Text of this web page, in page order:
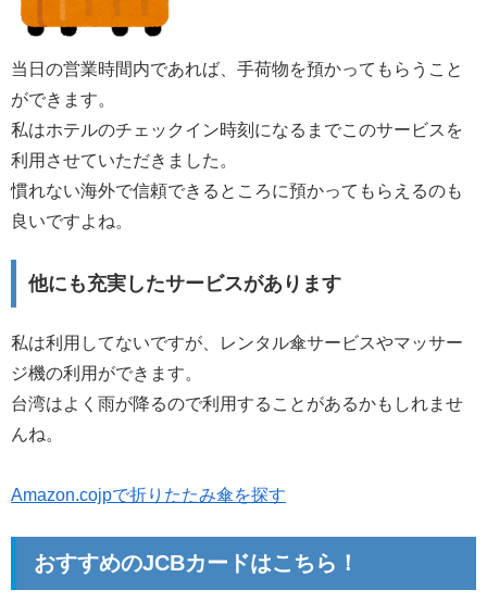
当日の営業時間内であれば、手荷物を預かってもらうこと
ができます。
私はホテルのチェックイン時刻になるまでこのサービスを
利用させていただきました。
慣れない海外で信頼できるところに預かってもらえるのも
良いですよね。
他にも充実したサービスがあります
私は利用してないですが、レンタル傘サービスやマッサー
ジ機の利用ができます。
台湾はよく雨が降るので利用することがあるかもしれませ
んね。
Amazon.cojpで折りたたみ傘を探す
おすすめのJCBカードはこちら！